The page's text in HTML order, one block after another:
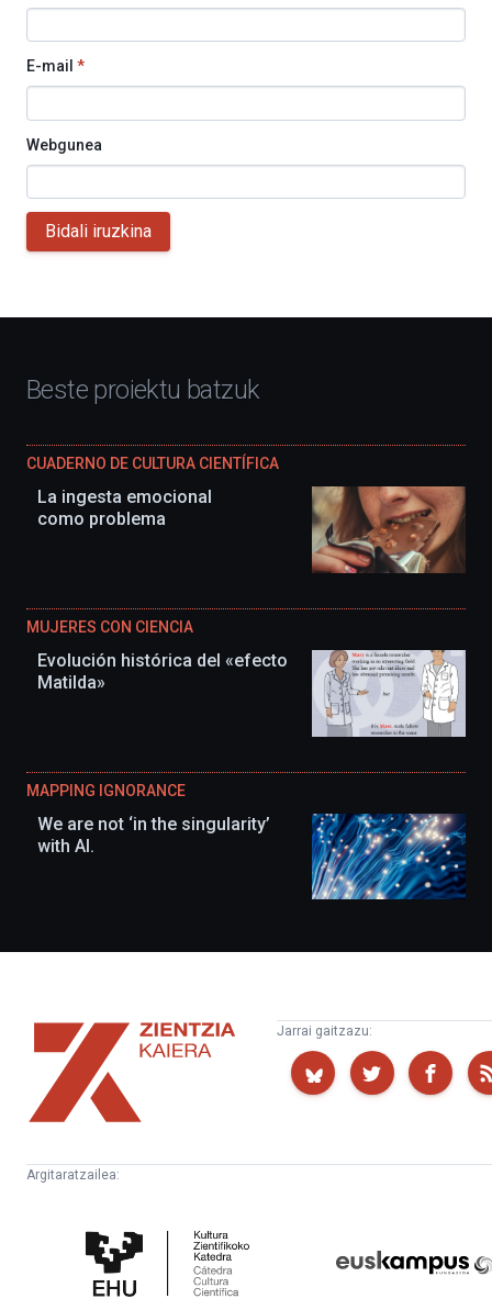
E-mail *
Webgunea
Bidali iruzkina
Beste proiektu batzuk
CUADERNO DE CULTURA CIENTÍFICA
La ingesta emocional
como problema
MUJERES CON CIENCIA
Evolución histórica del «efecto
Matilda»
MAPPING IGNORANCE
We are not ‘in the singularity’
with AI.
Zientzia
Kaiera
Jarrai gaitzazu:
Argitaratzailea:
Zientifikoko
Katedra